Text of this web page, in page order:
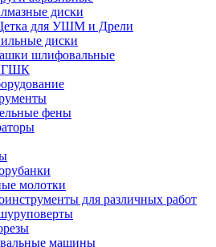
диски
для УШМ и Дрели
диски
шлифовальные
фены
молотки
для различных работ
машины